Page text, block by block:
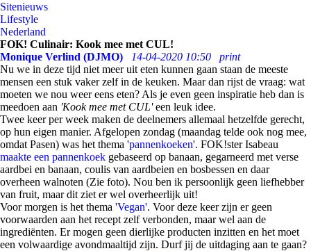
Sitenieuws
Lifestyle
Nederland
FOK! Culinair: Kook mee met CUL!
Monique Verlind (DJMO)
14-04-2020 10:50
print
Nu we in deze tijd niet meer uit eten kunnen gaan staan de meeste
mensen een stuk vaker zelf in de keuken. Maar dan rijst de vraag: wat
moeten we nou weer eens eten? Als je even geen inspiratie heb dan is
meedoen aan 'Kook mee met CUL'een leuk idee.
Twee keer per week maken de deelnemers allemaal hetzelfde gerecht,
op hun eigen manier. Afgelopen zondag (maandag telde ook nog mee,
omdat Pasen) was het thema 'pannenkoeken'. FOK!ster Isabeau
maakte een pannenkoek gebaseerd op banaan, gegarneerd met verse
aardbei en banaan, coulis van aardbeien en bosbessen en daar
overheen walnoten (Zie foto). Nou ben ik persoonlijk geen liefhebber
van fruit, maar dit ziet er wel overheerlijk uit!
Voor morgen is het thema 'Vegan'. Voor deze keer zijn er geen
voorwaarden aan het recept zelf verbonden, maar wel aan de
ingrediënten. Er mogen geen dierlijke producten inzitten en het moet
een volwaardige avondmaaltijd zijn. Durf jij de uitdaging aan te gaan?